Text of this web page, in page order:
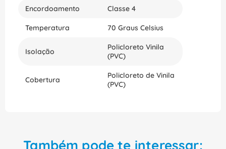
Encordoamento Classe 4
Temperatura 70 Graus Celsius
Isolação
Policloreto Vinila
(PVC)
Cobertura
Policloreto de Vinila
(PVC)
Também pode te interessar: